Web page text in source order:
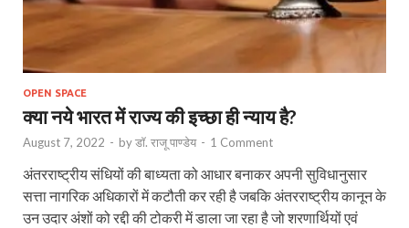
OPEN SPACE
क्या नये भारत में राज्य की इच्छा ही न्याय है?
August 7, 2022 - byडॉ. राजू पाण्डेय - 1 Comment
अंतरराष्ट्रीय संधियों की बाध्यता को आधार बनाकर अपनी सुविधानुसार
सत्ता नागरिक अधिकारों में कटौती कर रही है जबकि अंतरराष्ट्रीय कानून के
उन उदार अंशों को रद्दी की टोकरी में डाला जा रहा है जो शरणार्थियों एवं